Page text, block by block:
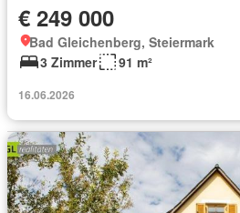
€ 249 000
Bad Gleichenberg, Steiermark
3 Zimmer
91 m²
16.06.2026